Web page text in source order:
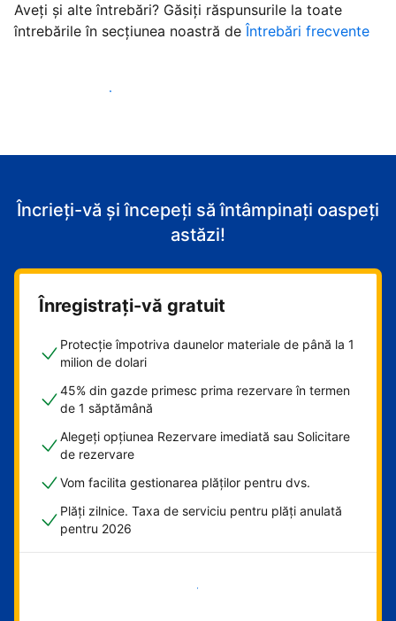
Aveți și alte întrebări? Găsiți răspunsurile la toate
întrebările în secțiunea noastră deÎntrebări frecvente
Începeţi să primiţi clienţi
Încrieți-vă și începeți să întâmpinați oaspeți
astăzi!
Înregistrați-vă gratuit
Protecție împotriva daunelor materiale de până la 1
milion de dolari
45% din gazde primesc prima rezervare în termen
de 1 săptămână
Alegeți opțiunea Rezervare imediată sau Solicitare
de rezervare
Vom facilita gestionarea plăților pentru dvs.
Plăți zilnice. Taxa de serviciu pentru plăți anulată
pentru 2026
Începeți acum